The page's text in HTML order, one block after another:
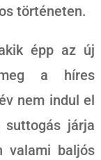
történeten.
épp az új
a híres
nem indul el
suttogás járja
valami baljós